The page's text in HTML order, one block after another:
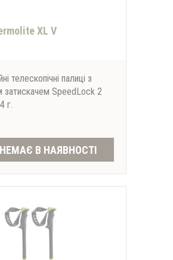
XL V
телескопічні палиці з
затискачем SpeedLock 2
г.
НЕМАЄ В НАЯВНОСТІ